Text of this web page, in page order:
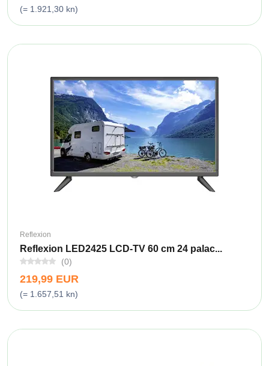
(= 1.921,30 kn)
Reflexion
Reflexion LED2425 LCD-TV 60 cm 24 palac...
(0)
219,99 EUR
(= 1.657,51 kn)